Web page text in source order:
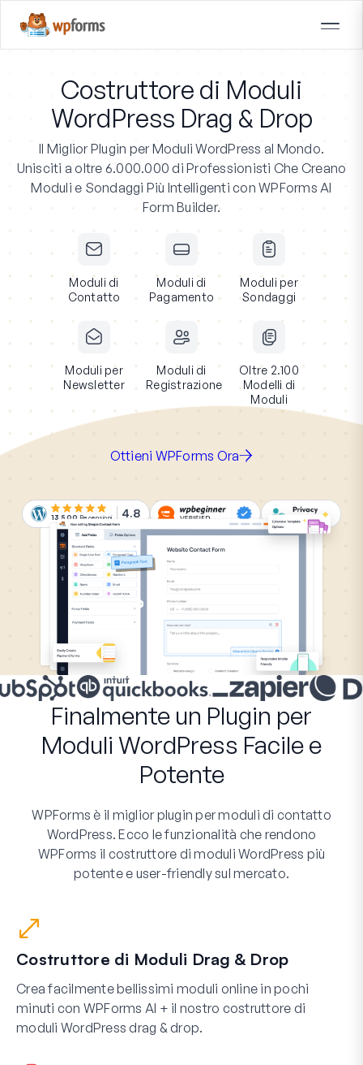
Costruttore di Moduli
WordPress Drag & Drop
Il Miglior Plugin per Moduli WordPress al Mondo.
Unisciti a oltre 6.000.000 di Professionisti Che Creano
Moduli e Sondaggi Più Intelligenti con WPForms AI
Form Builder.
Moduli di
Contatto
Moduli di
Pagamento
Moduli per
Sondaggi
Moduli per
Newsletter
Moduli di
Registrazione
Oltre 2.100
Modelli di
Moduli
Ottieni WPForms Ora
13.500 Recensioni 4.8
Finalmente un Plugin per
Moduli WordPress Facile e
Potente
WPForms è il miglior plugin per moduli di contatto
WordPress. Ecco le funzionalità che rendono
WPForms il costruttore di moduli WordPress più
potente e user-friendly sul mercato.
Costruttore di Moduli Drag & Drop
Crea facilmente bellissimi moduli online in pochi
minuti con WPForms AI + il nostro costruttore di
moduli WordPress drag & drop.